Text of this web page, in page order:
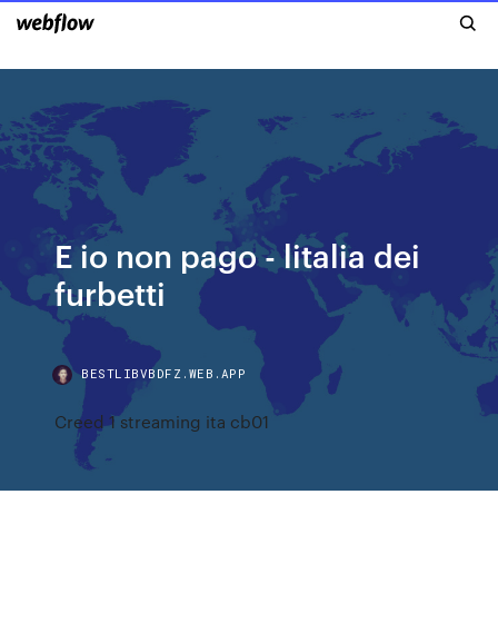
E io non pago - litalia dei
furbetti
BESTLIBVBDFZ.WEB.APP
Creed 1 streaming ita cb01